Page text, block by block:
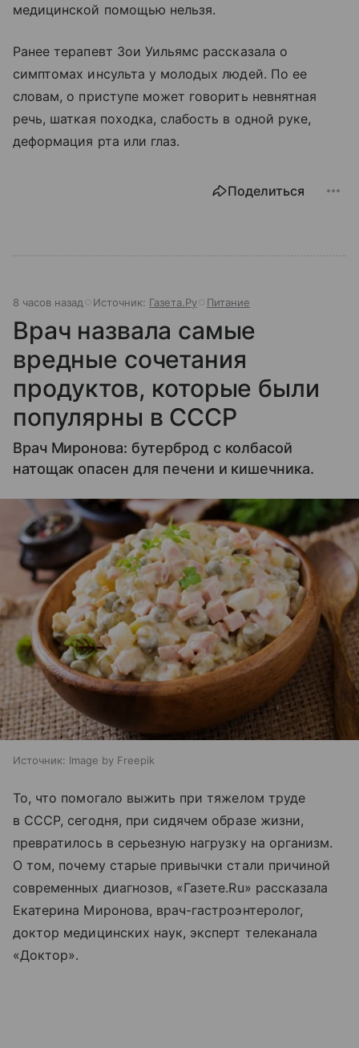
медицинской помощью нельзя.
Ранее терапевт Зои Уильямс рассказала о
симптомах инсульта у молодых людей. По ее
словам, о приступе может говорить невнятная
речь, шаткая походка, слабость в одной руке,
деформация рта или глаз.
Поделиться
8 часов назад Источник: Газета.Ру Питание
Врач назвала самые
вредные сочетания
продуктов, которые были
популярны в СССР
Врач Миронова: бутерброд с колбасой
натощак опасен для печени и кишечника.
Источник: Image by Freepik
То, что помогало выжить при тяжелом труде
в СССР, сегодня, при сидячем образе жизни,
превратилось в серьезную нагрузку на организм.
О том, почему старые привычки стали причиной
современных диагнозов, «Газете.Ru» рассказала
Екатерина Миронова, врач-гастроэнтеролог,
доктор медицинских наук, эксперт телеканала
«Доктор».